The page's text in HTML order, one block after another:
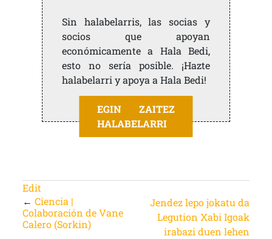
Sin halabelarris, las socias y
socios que apoyan
económicamente a Hala Bedi,
esto no sería posible. ¡Hazte
halabelarri y apoya a Hala Bedi!
EGIN ZAITEZ
HALABELARRI
Edit
← Ciencia |
Colaboración de Vane
Calero (Sorkin)
Jendez lepo jokatu da
Legution Xabi Igoak
irabazi duen lehen